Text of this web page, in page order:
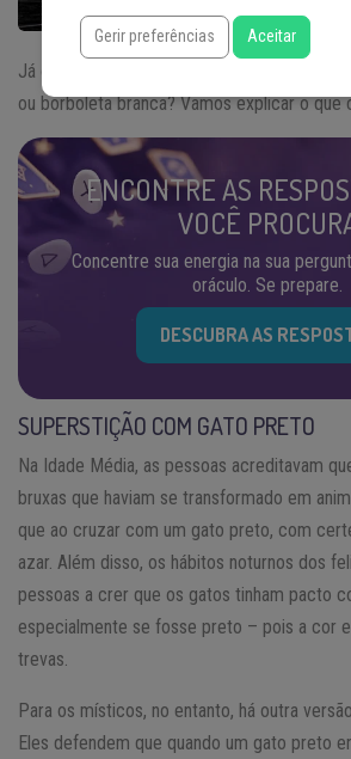
Já ouviu falar em
sobre gato
ou borboleta branca? Vamos explicar o que
ENCONTRE AS
VOCÊ
Concentre sua energia na sua
oráculo. Se prepare.
DESCUBRA AS
SUPERSTIÇÃO COM GATO PRETO
Na Idade Média, as pessoas acreditavam
bruxas que haviam se transformado em
que ao cruzar com um gato preto, com
azar. Além disso, os hábitos noturnos dos
pessoas a crer que os gatos tinham pacto
especialmente se fosse preto – pois a cor
trevas.
Para os místicos, no entanto, há outra
Eles defendem que quando um gato preto
Gerir preferências Aceitar